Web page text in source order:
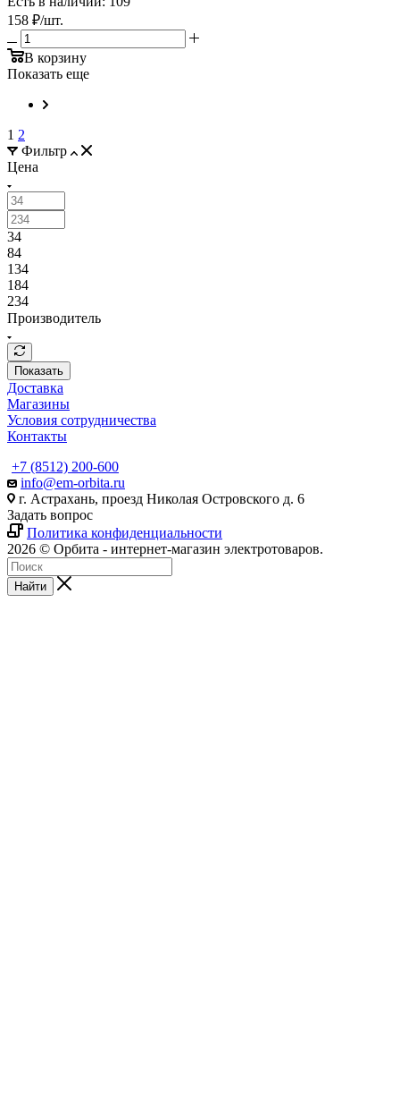
158 ₽/шт.
В корзину
Показать еще
1 2
Фильтр
Цена
34
84
134
184
234
Производитель
Показать
Доставка
Магазины
Условия сотрудничества
Контакты
+7 (8512) 200-600
info@em-orbita.ru
г. Астрахань, проезд Николая Островского д. 6
Задать вопрос
Политика конфиденциальности
2026 © Орбита - интернет-магазин электротоваров.
Найти